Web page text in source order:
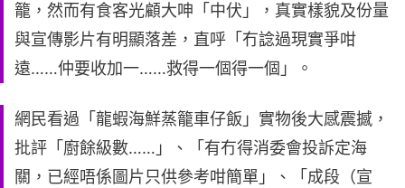
籠，然而有食客光顧大呻「中伏」，真實樣貌及份量
與宣傳影片有明顯落差，直呼「冇諗過現實爭咁
遠……仲要收加一……救得一個得一個」。
網民看過「龍蝦海鮮蒸籠車仔飯」實物後大感震撼，
批評「廚餘級數……」、「有冇得消委會投訴定海
關，已經唔係圖片只供參考咁簡單」、「成段（宣